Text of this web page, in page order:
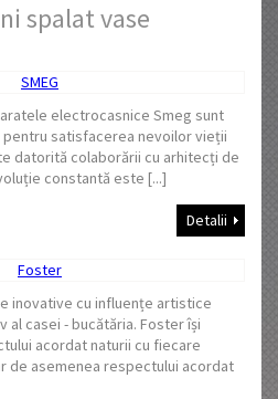
spalat vase
electrocasnice Smeg sunt
satisfacerea nevoilor vieții
datorită colaborării cu arhitecți de
constantă este [...]
Detalii
inovative cu influențe artistice
al casei - bucătăria. Foster își
acordat naturii cu fiecare
de asemenea respectului acordat